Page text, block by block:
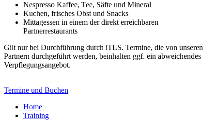
Nespresso Kaffee, Tee, Säfte und Mineral
Kuchen, frisches Obst und Snacks
Mittagessen in einem der direkt erreichbaren
Partnerrestaurants
Gilt nur bei Durchführung durch iTLS. Termine, die von unseren
Partnern durchgeführt werden, beinhalten ggf. ein abweichendes
Verpflegungsangebot.
Termine und Buchen
Home
Training